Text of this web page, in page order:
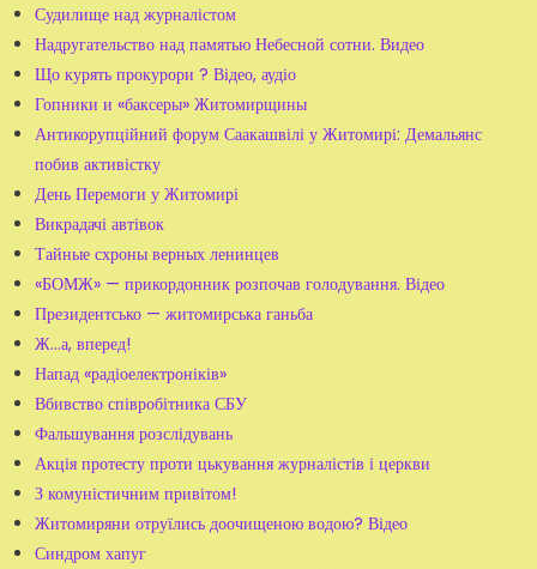
Судилище над журналістом
Надругательство над памятью Небесной сотни. Видео
Що курять прокурори ? Відео, аудіо
Гопники и «баксеры» Житомирщины
Антикорупційний форум Саакашвілі у Житомирі: Демальянс
побив активістку
День Перемоги у Житомирі
Викрадачі автівок
Тайные схроны верных ленинцев
«БОМЖ» — прикордонник розпочав голодування. Відео
Президентсько — житомирська ганьба
Ж...а, вперед!
Напад «радіоелектроніків»
Вбивство співробітника СБУ
Фальшування розслідувань
Акція протесту проти цькування журналістів і церкви
З комуністичним привітом!
Житомиряни отруїлись доочищеною водою? Відео
Синдром хапуг